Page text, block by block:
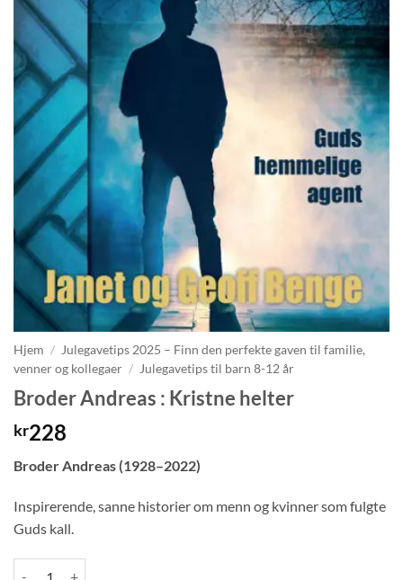
Hjem /
Julegavetips 2025 – Finn den perfekte gaven til familie,
venner og kollegaer / Julegavetips til barn 8-12 år
Broder Andreas : Kristne helter
kr228
Broder Andreas (1928–2022)
Inspirerende, sanne historier om menn og kvinner som fulgte
Guds kall.